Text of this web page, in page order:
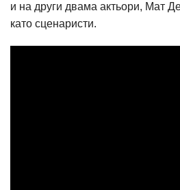
и на други двама актьори, Мат
като сценаристи.